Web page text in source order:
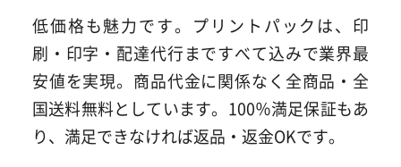
低価格も魅力です。プリントパックは、印
刷・印字・配達代行まですべて込みで業界最
安値を実現。商品代金に関係なく全商品・全
国送料無料としています。100％満足保証もあ
り、満足できなければ返品・返金OKです。